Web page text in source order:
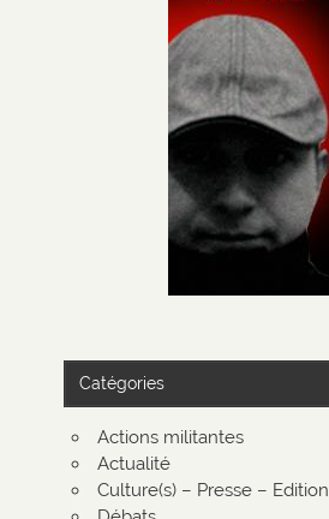
Catégories
Actions militantes
Actualité
Culture(s) – Presse – Edition